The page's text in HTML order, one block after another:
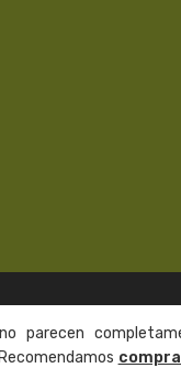
parecen